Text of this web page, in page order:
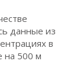
данные из
в
на 500 м